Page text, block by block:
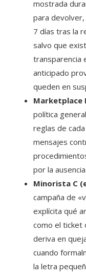
mostrada
para
7 días tras la
salvo que
transparencia
anticipado
queden en
Marketplace
política
reglas de
mensajes
por la
Minorista C
campaña de
explícita qué
como el ticket
deriva en
cuando
la letra